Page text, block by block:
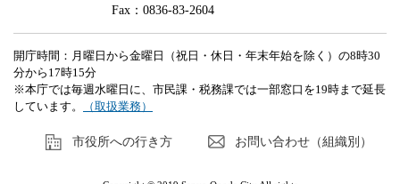
Fax：0836-83-2604
開庁時間：月曜日から金曜日（祝日・休日・年末年始を除く）の8時30
分から17時15分
※本庁では毎週水曜日に、市民課・税務課では一部窓口を19時まで延長
しています。
（取扱業務）
市役所への行き方 お問い合わせ（組織別）